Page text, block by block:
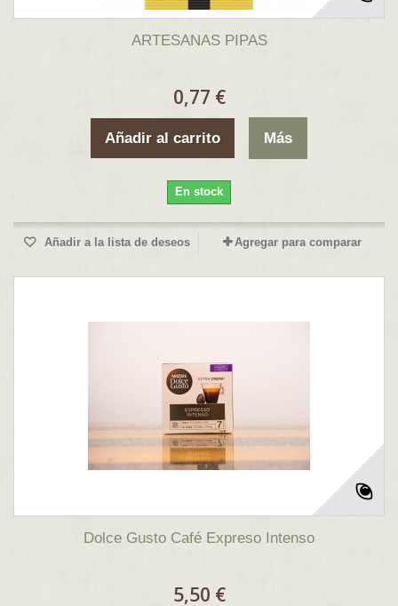
ARTESANAS PIPAS
0,77 €
Añadir al carrito Más
En stock
Añadir a la lista de deseos Agregar para comparar
Dolce Gusto Café Expreso Intenso
5,50 €